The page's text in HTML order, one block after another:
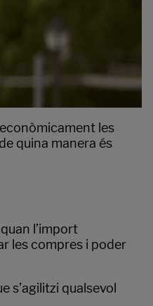
les
quina manera és
l’import
les compres i poder
s’agilitzi qualsevol